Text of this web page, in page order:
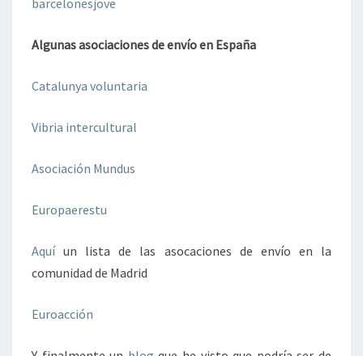
barcelonesjove
Algunas asociaciones de envío en España
Catalunya voluntaria
Vibria intercultural
Asociación Mundus
Europaerestu
Aquíun lista de las asocaciones de envío en la
comunidad de Madrid
Euroacción